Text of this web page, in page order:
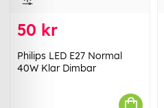
50 kr
Philips LED E27 Normal
40W Klar Dimbar